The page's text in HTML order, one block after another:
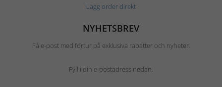
Lägg order direkt
NYHETSBREV
Få e-post med förtur på exklusiva rabatter och nyheter.
Fyll i din e-postadress nedan.